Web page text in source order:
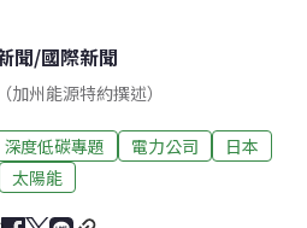
聞/國際新聞
加州能源特約撰述）
深度低碳專題 電力公司
日本
太陽能